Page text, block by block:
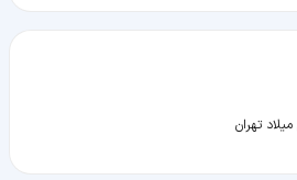
تهران